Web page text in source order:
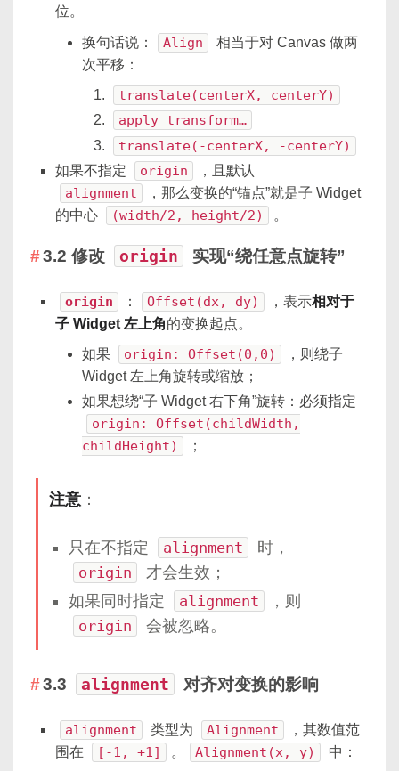
位。
换句话说： Align
相当于对 Canvas 做两
次平移：
translate(centerX, centerY)
apply transform…
translate(-centerX, -centerY)
如果不指定 origin ，且默认
alignment
，那么变换的“锚点”就是子 Widget
的中心
(width/2, height/2) 。
3.2 修改 origin 实现“绕任意点旋转”
origin ： Offset(dx, dy) ，表示相对于
子 Widget 左上角的变换起点。
如果 origin: Offset(0,0)
，则绕子
Widget 左上角旋转或缩放；
如果想绕“子 Widget 右下角”旋转：必须指定
origin: Offset(childWidth,
childHeight)
；
注意 ：
只在不指定 alignment
时，
origin
才会生效；
如果同时指定
alignment
，则
origin
会被忽略。
3.3 alignment 对齐对变换的影响
alignment 类型为 Alignment
，其数值范
围在
[-1, +1] 。 Alignment(x, y) 中：